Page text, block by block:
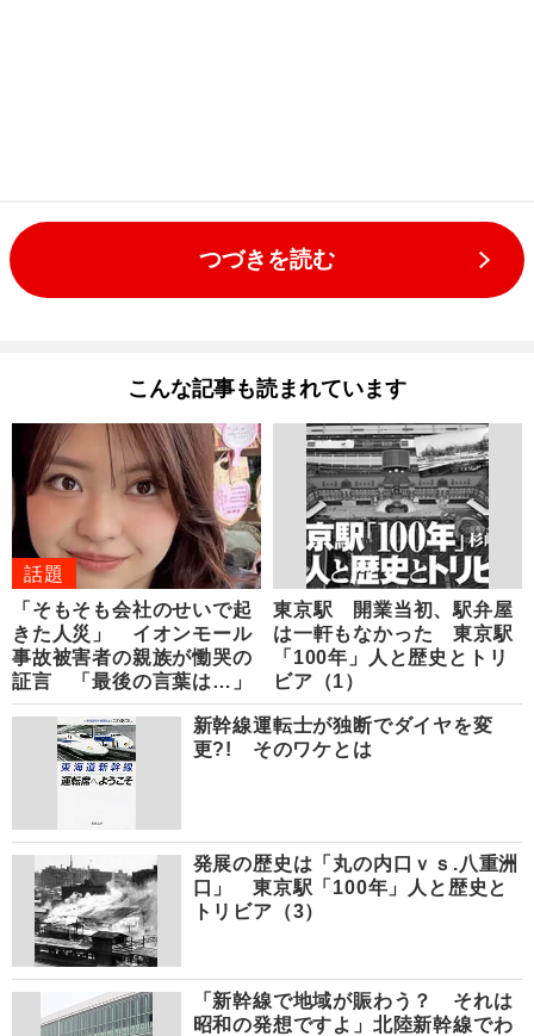
つづきを読む
こんな記事も読まれています
話題
「そもそも会社のせいで起
きた人災」 イオンモール
事故被害者の親族が慟哭の
証言 「最後の言葉は…」
東京駅 開業当初、駅弁屋
は一軒もなかった 東京駅
「100年」人と歴史とトリ
ビア（1）
新幹線運転士が独断でダイヤを変
更?! そのワケとは
発展の歴史は「丸の内口ｖｓ.八重洲
口」 東京駅「100年」人と歴史と
トリビア（3）
「新幹線で地域が賑わう？ それは
昭和の発想ですよ」北陸新幹線でわ